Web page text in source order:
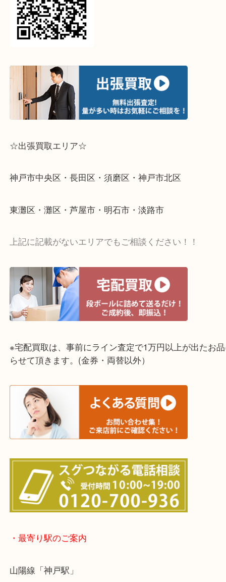
↓パソコンでご覧頂いている方は、こちらをスマホ
☆出張買取エリア☆
神戸市中央区・長田区・須磨区・神戸市北区
東灘区・灘区・芦屋市・明石市・淡路市
※宅配買取は、事前にライン査定で1万円以上が出
らせて頂きます。(金券・両替以外）